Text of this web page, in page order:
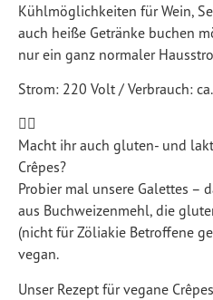
Kühlmöglichkeiten für Wein,
auch heiße Getränke buchen
nur ein ganz normaler
Strom: 220 Volt / Verbrauch:
Macht ihr auch gluten- und
Crêpes?
Probier mal unsere Galettes –
aus Buchweizenmehl, die
(nicht für Zöliakie Betroffene
vegan.
Unser Rezept für vegane